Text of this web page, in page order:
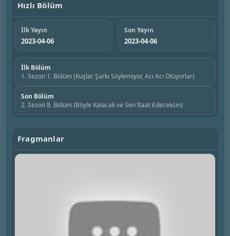
Hızlı Bölüm
İlk Yayın
2023-04-06
Son Yayın
2023-04-06
İlk Bölüm
1. Sezon 1. Bölüm (Kuşlar Şarkı Söylemiyor, Acı Acı Ötüyorlar)
Son Bölüm
2. Sezon 8. Bölüm (Böyle Kalacak ve Sen İtaat Edeceksin)
Fragmanlar